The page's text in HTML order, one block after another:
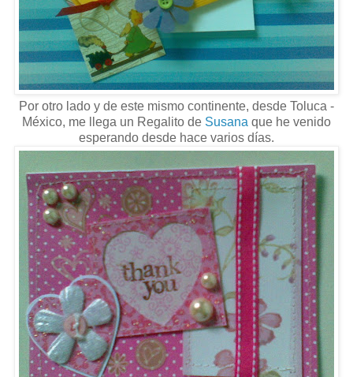
Por otro lado y de este mismo continente, desde Toluca -
México, me llega un Regalito de Susana que he venido
esperando desde hace varios días.